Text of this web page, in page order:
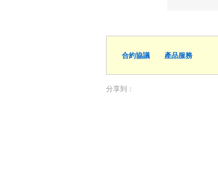
合約協議 產品服務
分享到：